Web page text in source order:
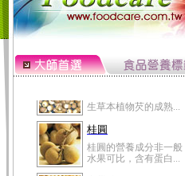
桂圓
桂圓的營養成分非一般
高粱米
高粱米別名為蜀黍，為
鯽魚
鯽魚裡所含的營養成分
有蛋白質、脂肪、磷...
鮪魚